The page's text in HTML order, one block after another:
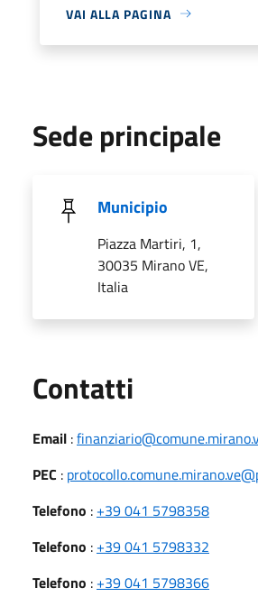
VAI ALLA PAGINA
Sede principale
Municipio
Piazza Martiri, 1,
30035 Mirano VE,
Italia
Contatti
Email :
PEC :
Telefono : +39 041 5798358
Telefono : +39 041 5798332
Telefono : +39 041 5798366